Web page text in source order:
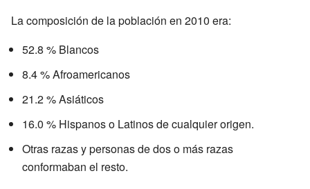
La composición de la población en 2010 era:
52.8 % Blancos
8.4 % Afroamericanos
21.2 % Asiáticos
16.0 % Hispanos o Latinos de cualquier origen.
Otras razas y personas de dos o más razas
conformaban el resto.